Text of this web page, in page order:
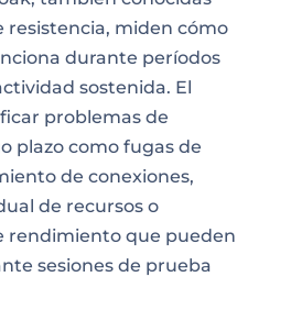
resistencia, miden cómo
durante períodos
sostenida. El
problemas de
plazo como fugas de
de conexiones,
de recursos o
rendimiento que pueden
sesiones de prueba